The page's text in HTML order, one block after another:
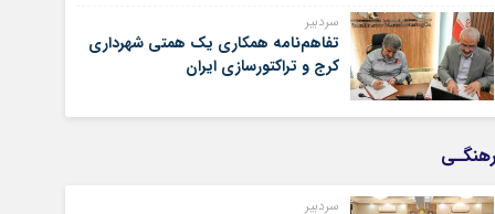
سردبیر
تفاهم‌نامه همکاری یک همتی شهرداری
کرج و تراکتورسازی ایران
سردبیر